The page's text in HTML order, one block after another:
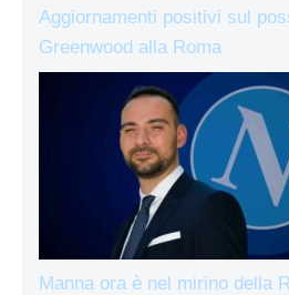
Aggiornamenti positivi sul
Greenwood alla Roma
Manna ora è nel mirino della